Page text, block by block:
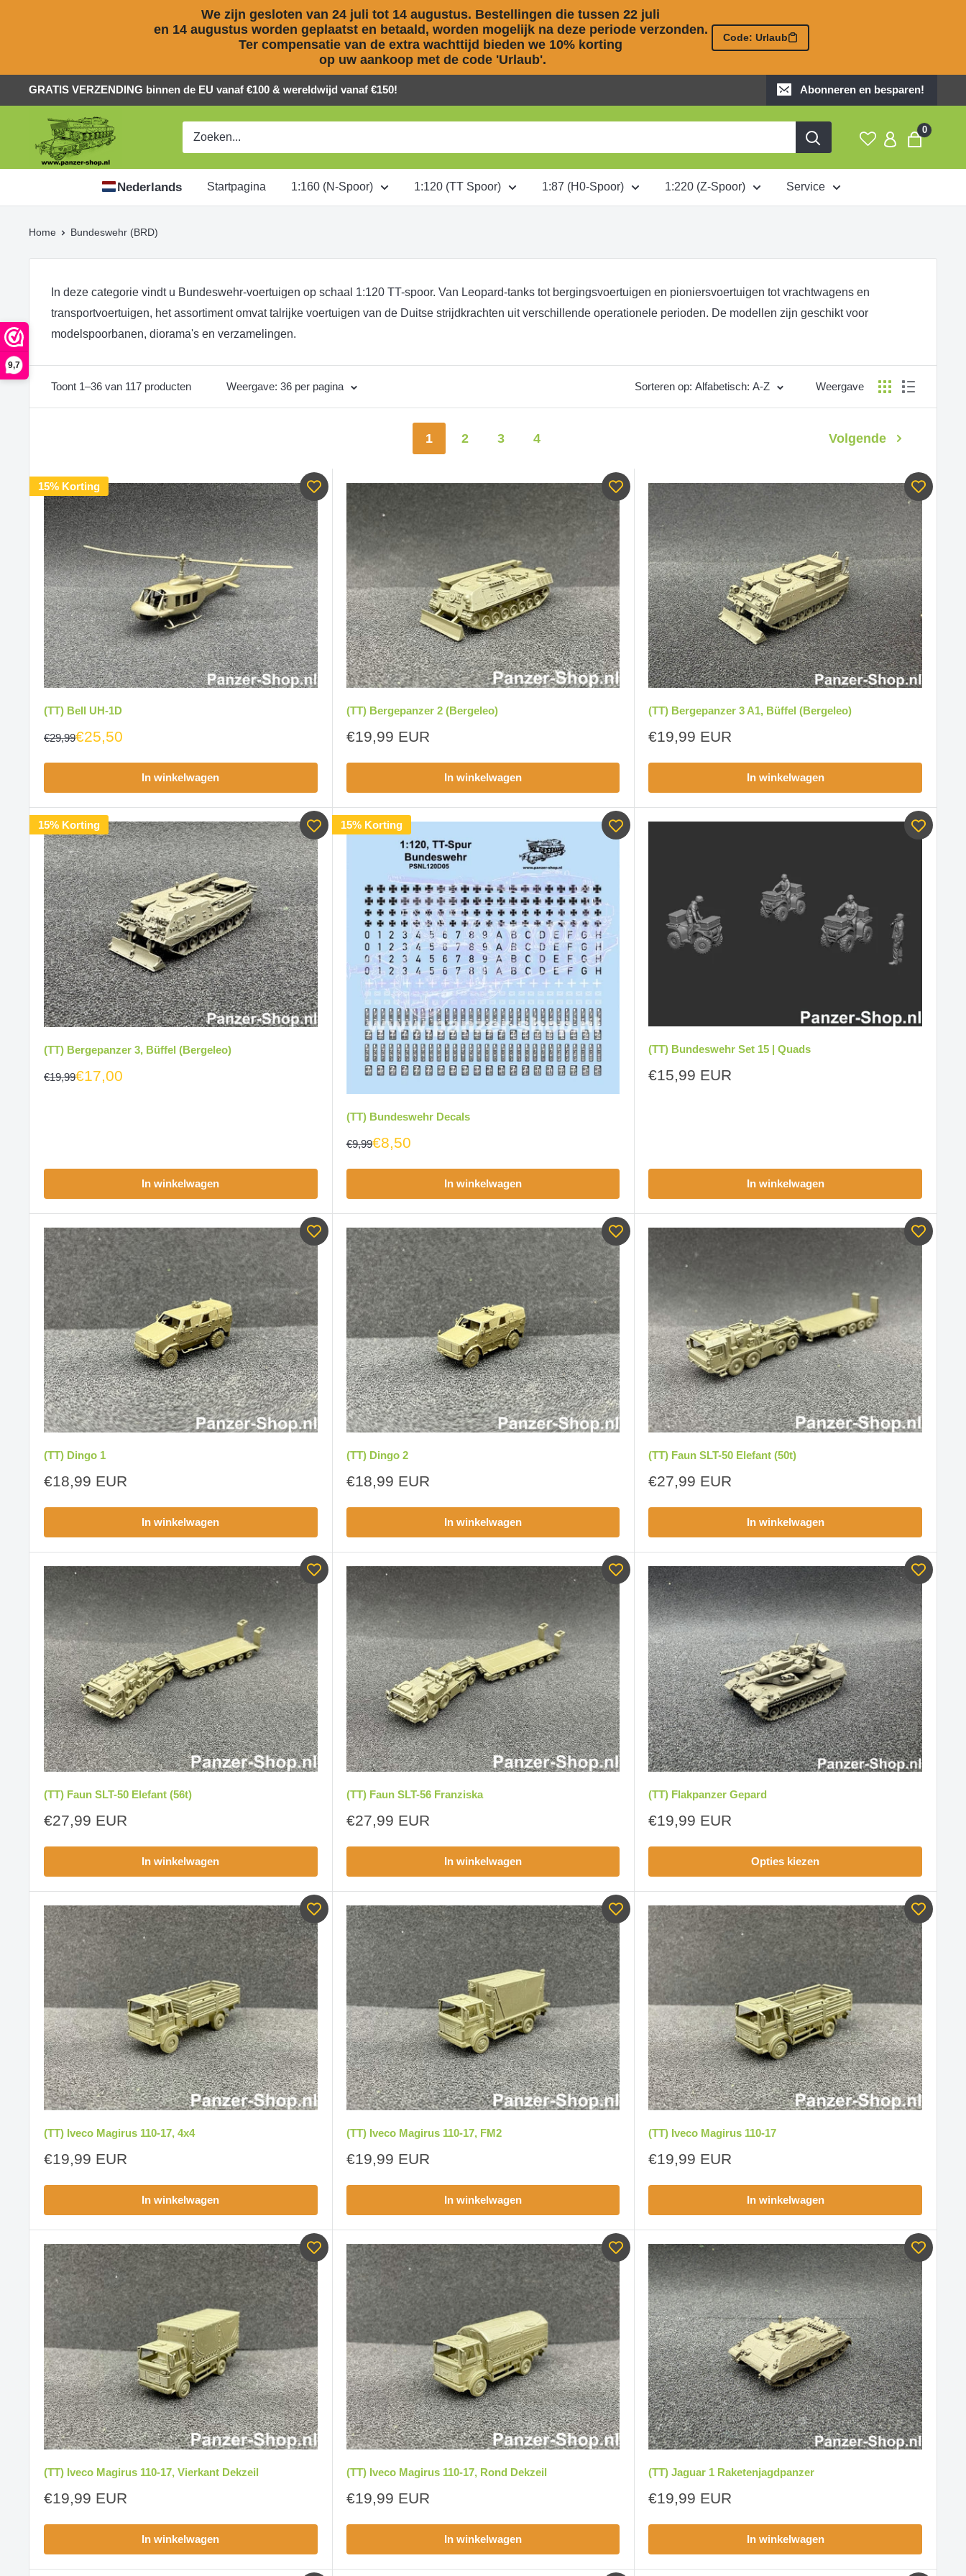
9,7
We zijn gesloten van 24 juli tot 14 augustus. Bestellingen die tussen 22 juli
en 14 augustus worden geplaatst en betaald, worden mogelijk na deze periode verzonden.
Ter compensatie van de extra wachttijd bieden we 10% korting
op uw aankoop met de code 'Urlaub'.
Code: Urlaub
inhoud
GRATIS VERZENDING binnen de EU vanaf €100 & wereldwijd vanaf €150! Abonneren en besparen!
Panzer-
ShopNL
0
Nederlands Startpagina 1:160 (N-Spoor) 1:120 (TT Spoor) 1:87 (H0-Spoor) 1:220 (Z-Spoor) Service
Home Bundeswehr (BRD)
In deze categorie vindt u Bundeswehr-voertuigen op schaal 1:120 TT-spoor. Van Leopard-tanks tot bergingsvoertuigen en pioniersvoertuigen tot vrachtwagens en
transportvoertuigen, het assortiment omvat talrijke voertuigen van de Duitse strijdkrachten uit verschillende operationele perioden. De modellen zijn geschikt voor
modelspoorbanen, diorama's en verzamelingen.
Toont 1–36 van 117 producten Weergave: 36 per pagina Sorteren op: Alfabetisch: A-Z Weergave
1 2 3 4 Volgende
15% Korting
(TT) Bell UH-1D
€29,99€25,50
In winkelwagen
(TT) Bergepanzer 2 (Bergeleo)
Aanbiedingsprijs
€19,99 EUR
In winkelwagen
(TT) Bergepanzer 3 A1, Büffel (Bergeleo)
Aanbiedingsprijs
€19,99 EUR
In winkelwagen
15% Korting
(TT) Bergepanzer 3, Büffel (Bergeleo)
€19,99€17,00
In winkelwagen
15% Korting
(TT) Bundeswehr Decals
€9,99€8,50
In winkelwagen
(TT) Bundeswehr Set 15 | Quads
Aanbiedingsprijs
€15,99 EUR
In winkelwagen
(TT) Dingo 1
Aanbiedingsprijs
€18,99 EUR
In winkelwagen
(TT) Dingo 2
Aanbiedingsprijs
€18,99 EUR
In winkelwagen
(TT) Faun SLT-50 Elefant (50t)
Aanbiedingsprijs
€27,99 EUR
In winkelwagen
(TT) Faun SLT-50 Elefant (56t)
Aanbiedingsprijs
€27,99 EUR
In winkelwagen
(TT) Faun SLT-56 Franziska
Aanbiedingsprijs
€27,99 EUR
In winkelwagen
(TT) Flakpanzer Gepard
Aanbiedingsprijs
€19,99 EUR
Opties kiezen
(TT) Iveco Magirus 110-17, 4x4
Aanbiedingsprijs
€19,99 EUR
In winkelwagen
(TT) Iveco Magirus 110-17, FM2
Aanbiedingsprijs
€19,99 EUR
In winkelwagen
(TT) Iveco Magirus 110-17
Aanbiedingsprijs
€19,99 EUR
In winkelwagen
(TT) Iveco Magirus 110-17, Vierkant Dekzeil
Aanbiedingsprijs
€19,99 EUR
In winkelwagen
(TT) Iveco Magirus 110-17, Rond Dekzeil
Aanbiedingsprijs
€19,99 EUR
In winkelwagen
(TT) Jaguar 1 Raketenjagdpanzer
Aanbiedingsprijs
€19,99 EUR
In winkelwagen